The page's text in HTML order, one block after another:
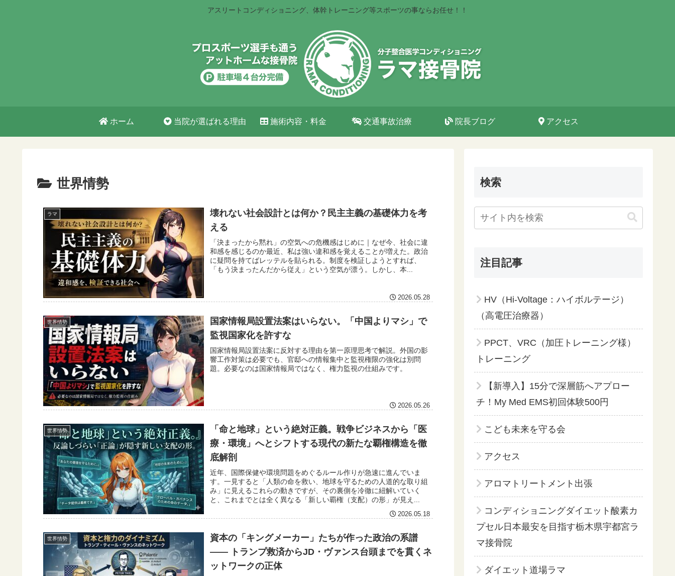
アスリートコンディショニング、体幹トレーニング等スポーツの事ならお任せ！！
ホーム 当院が選ばれる理由 施術内容・料金 交通事故治療 院長ブログ アクセス
世界情勢
ラマ
壊れない社会設計とは何か？民主主義の基礎体力を考
える
「決まったから黙れ」の空気への危機感はじめに｜なぜ今、社会に違
和感を感じるのか最近、私は強い違和感を覚えることが増えた。政治
に疑問を持てばレッテルを貼られる。制度を検証しようとすれば、
「もう決まったんだから従え」という空気が漂う。しかし、本...
2026.05.28
世界情勢
国家情報局設置法案はいらない。「中国よりマシ」で
監視国家化を許すな
国家情報局設置法案に反対する理由を第一原理思考で解説。外国の影
響工作対策は必要でも、官邸への情報集中と監視権限の強化は別問
題。必要なのは国家情報局ではなく、権力監視の仕組みです。
2026.05.26
世界情勢
「命と地球」という絶対正義。戦争ビジネスから「医
療・環境」へとシフトする現代の新たな覇権構造を徹
底解剖
近年、国際保健や環境問題をめぐるルール作りが急速に進んでいま
す。一見すると「人類の命を救い、地球を守るための人道的な取り組
み」に見えるこれらの動きですが、その裏側を冷徹に紐解いていく
と、これまでとは全く異なる「新しい覇権（支配）の形」が見え...
2026.05.18
世界情勢
資本の「キングメーカー」たちが作った政治の系譜
―― トランプ救済からJD・ヴァンス台頭までを貫くネ
ットワークの正体
検索
注目記事
HV（Hi-Voltage：ハイボルテージ）
（高電圧治療器）
PPCT、VRC（加圧トレーニング様）
トレーニング
【新導入】15分で深層筋へアプロー
チ！My Med EMS初回体験500円
こども未来を守る会
アクセス
アロマトリートメント出張
コンディショニングダイエット酸素カ
プセル日本最安を目指す栃木県宇都宮ラ
マ接骨院
ダイエット道場ラマ